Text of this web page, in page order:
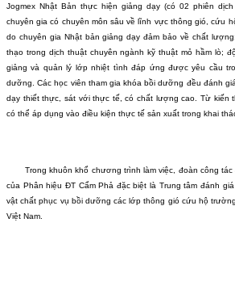
Jogmex Nhật Bản thực hiện giảng dạy (có 02 phiên
chuyên gia có chuyên môn sâu về lĩnh vực thông gió, cứu
do chuyên gia Nhật bản giảng dạy đảm bảo về chất
thạo trong dịch thuật chuyên ngành kỹ thuật mỏ hầm lò;
giảng và quản lý lớp nhiệt tình đáp ứng được yêu cầu
dưỡng. Các học viên tham gia khóa bồi dưỡng đều đánh
dạy thiết thực, sát với thực tế, có chất lượng cao. Từ kiến
có thể áp dụng vào điều kiện thực tế sản xuất trong khai
Trong khuôn khổ chương trình làm việc, đoàn công tác
của Phân hiệu ĐT Cẩm Phả đặc biệt là Trung tâm đánh
vật chất phục vụ bồi dưỡng các lớp thông gió cứu hộ
Việt Nam.